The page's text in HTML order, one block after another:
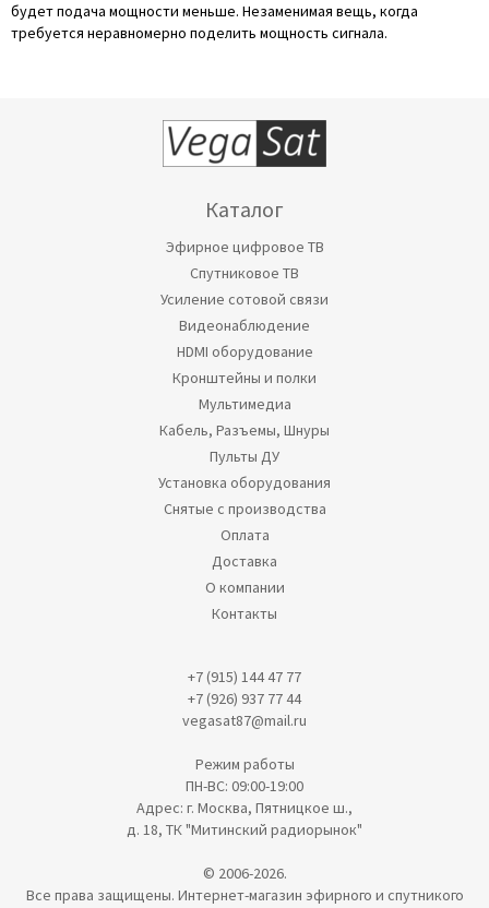
будет подача мощности меньше. Незаменимая вещь, когда
требуется неравномерно поделить мощность сигнала.
Каталог
Эфирное цифровое ТВ
Спутниковое ТВ
Усиление сотовой связи
Видеонаблюдение
HDMI оборудование
Кронштейны и полки
Мультимедиа
Кабель, Разъемы, Шнуры
Пульты ДУ
Установка оборудования
Снятые с производства
Оплата
Доставка
О компании
Контакты
+7 (915) 144 47 77
+7 (926) 937 77 44
vegasat87@mail.ru
Режим работы
ПН-ВС: 09:00-19:00
Адрес: г. Москва, Пятницкое ш.,
д. 18, ТК "Митинский радиорынок"
© 2006-2026.
Все права защищены. Интернет-магазин эфирного и спутникого